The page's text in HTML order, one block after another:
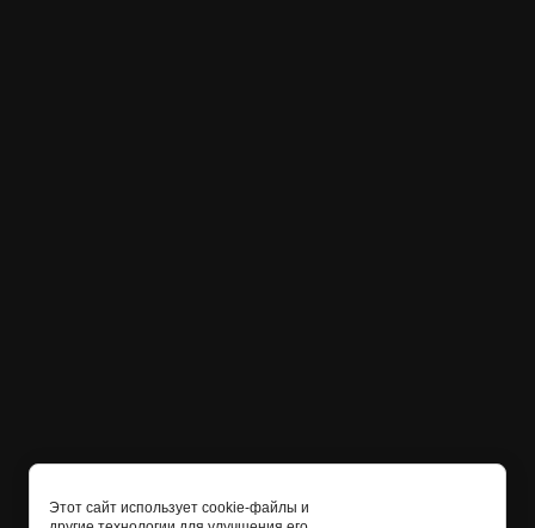
Этот сайт использует cookie-файлы и